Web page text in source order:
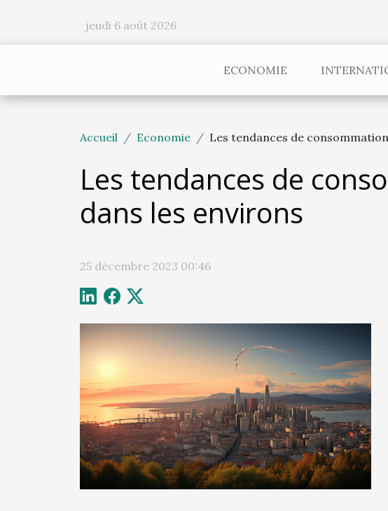
jeudi 6 août 2026
ECONOMIE
Accueil Economie Les tendances de
Les tendances de
dans les environs
25 décembre 2023 00:46